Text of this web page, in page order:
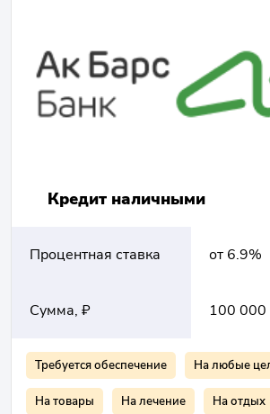
Кредит наличными
Процентная ставка от 6.9%
Сумма, ₽ 100
Требуется обеспечение На любые
На товары На лечение На отдых